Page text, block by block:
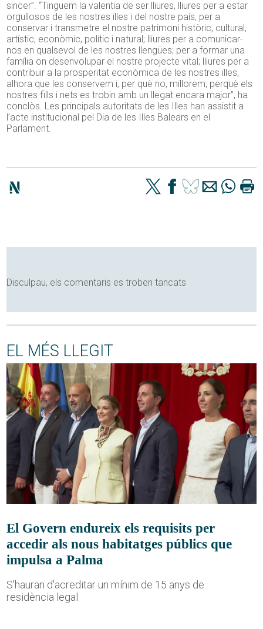
sincer”. “Tinguem la valentia de ser lliures, lliures per a estar
orgullosos de les nostres illes i del nostre país, per a
conservar i transmetre el nostre patrimoni històric, cultural,
artístic, econòmic, polític i natural; lliures per a comunicar-
nos en qualsevol de les nostres llengües; per a formar una
família on desenvolupar el nostre projecte vital; lliures per a
contribuir a la prosperitat econòmica de les nostres illes,
alhora que les conservem i, per què no, millorem, perquè els
nostres fills i nets es trobin amb un llegat encara major”, ha
conclòs. Les principals autoritats de les Illes han assistit a
l’acte institucional pel Dia de les Illes Balears en el
Parlament.
Disculpau, els comentaris es troben tancats
EL MÉS LLEGIT
El Govern endureix els requisits per
accedir als nous habitatges públics que
impulsa a Palma
S'hauran d'acreditar un mínim de 15 anys de
residència legal